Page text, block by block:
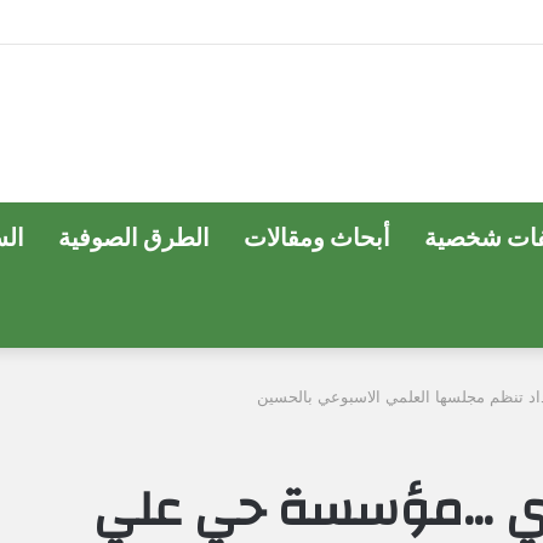
شخصية أبحاث ومقالات الطرق الصوفية
مجلسها العلمي الاسبوعي بالحسين
…مؤسسة حي علي